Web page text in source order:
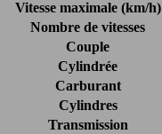
Vitesse maximale (km/h)
Nombre de vitesses
Couple
Cylindrée
Carburant
Cylindres
Transmission